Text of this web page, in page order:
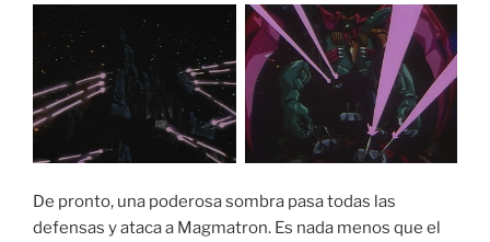
De pronto, una poderosa sombra pasa todas las
defensas y ataca a Magmatron. Es nada menos que el